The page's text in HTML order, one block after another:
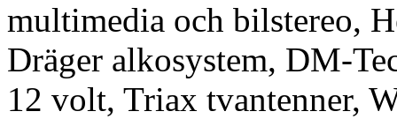
multimedia och bilstereo,
Dräger alkosystem, DM-
12 volt, Triax tvantenner,